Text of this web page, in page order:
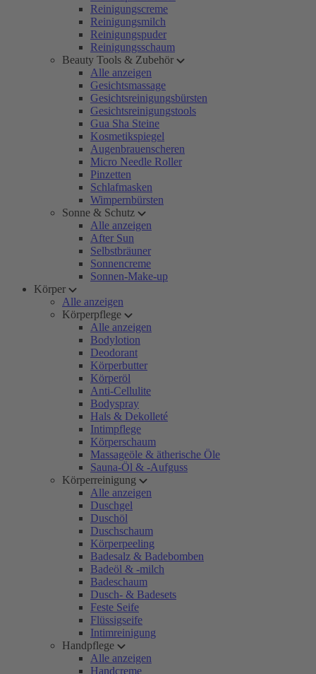
Reinigungscreme
Reinigungsmilch
Reinigungspuder
Reinigungsschaum
Beauty Tools & Zubehör
Alle anzeigen
Gesichtsmassage
Gesichtsreinigungsbürsten
Gesichtsreinigungstools
Gua Sha Steine
Kosmetikspiegel
Augenbrauenscheren
Micro Needle Roller
Pinzetten
Schlafmasken
Wimpernbürsten
Sonne & Schutz
Alle anzeigen
After Sun
Selbstbräuner
Sonnencreme
Sonnen-Make-up
Körper
Alle anzeigen
Körperpflege
Alle anzeigen
Bodylotion
Deodorant
Körperbutter
Körperöl
Anti-Cellulite
Bodyspray
Hals & Dekolleté
Intimpflege
Körperschaum
Massageöle & ätherische Öle
Sauna-Öl & -Aufguss
Körperreinigung
Alle anzeigen
Duschgel
Duschöl
Duschschaum
Körperpeeling
Badesalz & Badebomben
Badeöl & -milch
Badeschaum
Dusch- & Badesets
Feste Seife
Flüssigseife
Intimreinigung
Handpflege
Alle anzeigen
Handcreme